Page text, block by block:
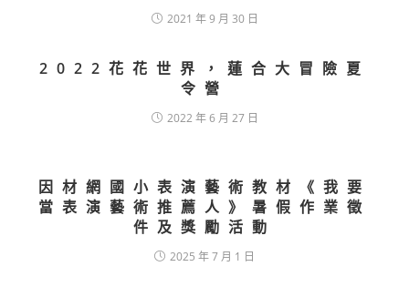
2021 年 9 月 30 日
2022花花世界，蓮合大冒險夏
令營
2022 年 6 月 27 日
因材網國小表演藝術教材《我要
當表演藝術推薦人》暑假作業徵
件及獎勵活動
2025 年 7 月 1 日